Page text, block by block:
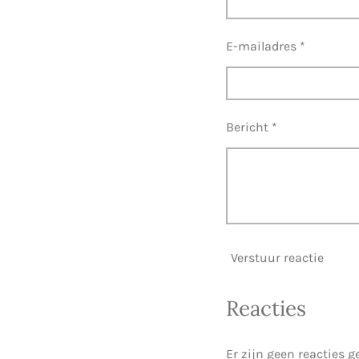
E-mailadres *
Bericht *
Verstuur reactie
Reacties
Er zijn geen reacties